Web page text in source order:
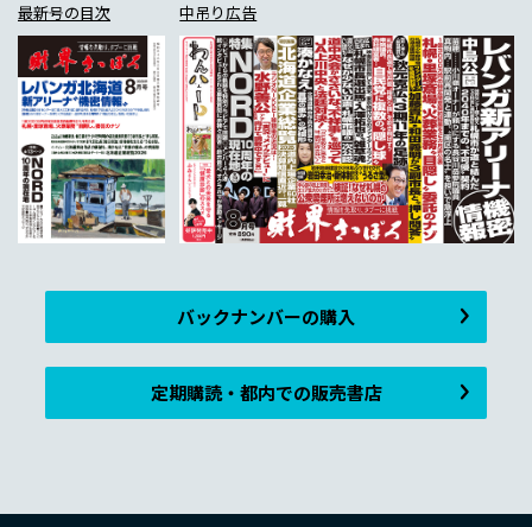
最新号の目次 中吊り広告
バックナンバーの購入
定期購読・都内での販売書店